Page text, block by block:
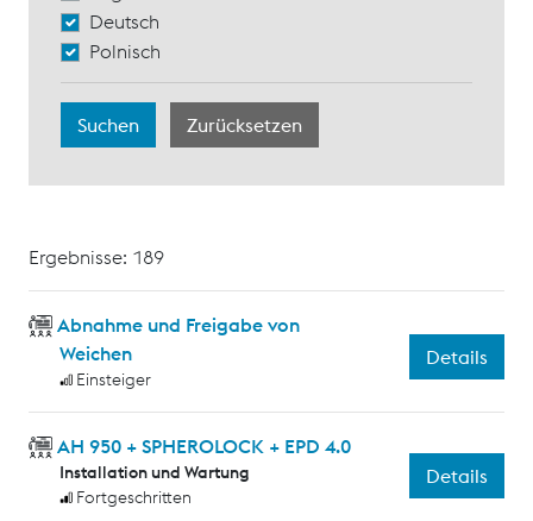
Deutsch
Polnisch
Ergebnisse: 189
Abnahme und Freigabe von
Weichen
Einsteiger
Details
AH 950 + SPHEROLOCK + EPD 4.0
Installation und Wartung
Fortgeschritten
Details